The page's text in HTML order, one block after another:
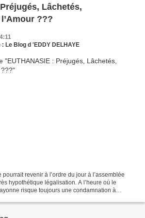
Lâchetés,
???
Le Blog d 'EDDY DELHAYE
pourrait revenir à l’ordre du jour à l’assemblée
hypothétique légalisation. A l’heure où le
risque toujours une condamnation à